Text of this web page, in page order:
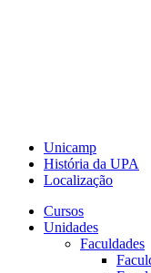
Unicamp
História da UPA
Localização
Cursos
Unidades
Faculdades